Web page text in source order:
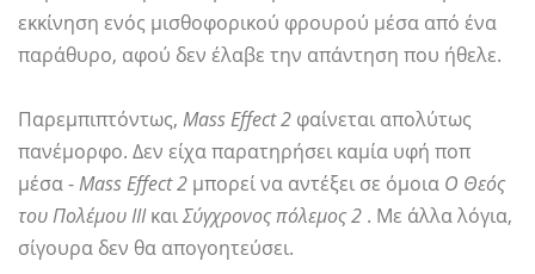
εκκίνηση ενός μισθοφορικού φρουρού μέσα από ένα
παράθυρο, αφού δεν έλαβε την απάντηση που ήθελε.
Παρεμπιπτόντως, Mass Effect 2 φαίνεται απολύτως
πανέμορφο. Δεν είχα παρατηρήσει καμία υφή ποπ
μέσα -Mass Effect 2 μπορεί να αντέξει σε όμοια Ο Θεός
του Πολέμου ΙΙΙκαιΣύγχρονος πόλεμος 2 . Με άλλα λόγια,
σίγουρα δεν θα απογοητεύσει.